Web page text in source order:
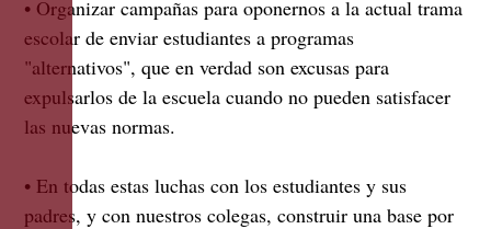
• Organizar campañas para oponernos a la actual trama
escolar de enviar estudiantes a programas
"alternativos", que en verdad son excusas para
expulsarlos de la escuela cuando no pueden satisfacer
las nuevas normas.
• En todas estas luchas con los estudiantes y sus
padres, y con nuestros colegas, construir una base por